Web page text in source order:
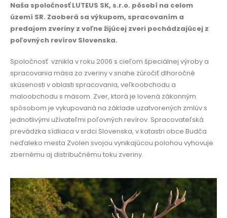
Naša spoločnosť LUTEUS SK, s.r.o. pôsobí na celom
území SR. Zaoberá sa výkupom, spracovaním a
predajom zveriny z voľne žijúcej zveri pochádzajúcej z
poľovných revírov Slovenska.
Spoločnosť vznikla v roku 2006 s cieľom špeciálnej výroby a
spracovania mäsa zo zveriny v snahe zúročiť dlhoročné
skúsenosti v oblasti spracovania, veľkoobchodu a
maloobchodu s mäsom. Zver, ktorá je lovená zákonným
spôsobom je vykupovaná na základe uzatvorených zmlúv s
jednotlivými užívateľmi poľovných revírov. Spracovateľská
prevádzka sídliaca v srdci Slovenska, v katastri obce Budča
neďaleko mesta Zvolen svojou vynikajúcou polohou vyhovuje
zbernému aj distribučnému toku zveriny.